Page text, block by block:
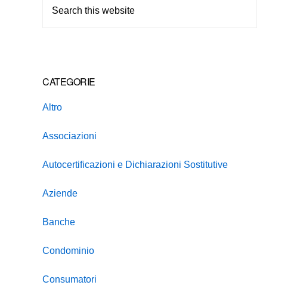
CATEGORIE
Altro
Associazioni
Autocertificazioni e Dichiarazioni Sostitutive
Aziende
Banche
Condominio
Consumatori